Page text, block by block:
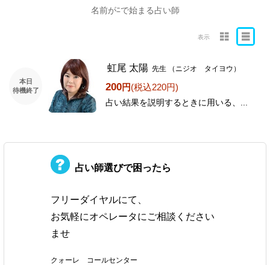
名前がﾆで始まる占い師
表示
本日
待機終了
虹尾 太陽 先生 （ニジオ タイヨウ）
200円(税込220円)
占い結果を説明するときに用いる、...
占い師選びで困ったら
フリーダイヤルにて、
お気軽にオペレータにご相談ください
ませ
クォーレ コールセンター